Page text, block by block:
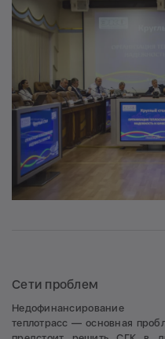
Сети проблем
Н
теплотрасс — основная